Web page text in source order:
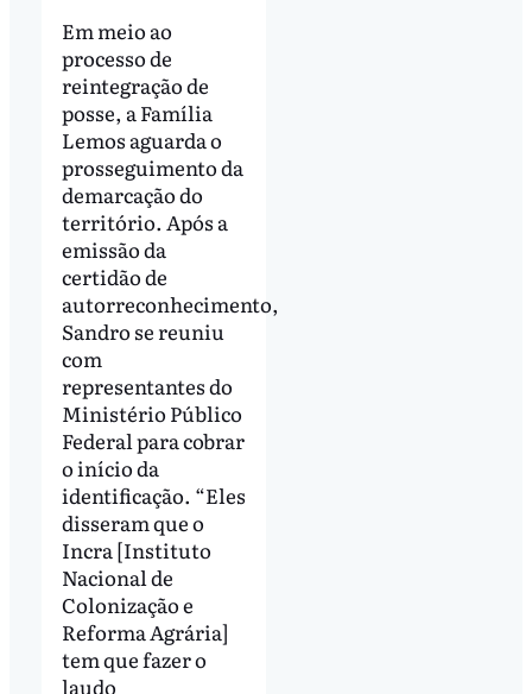
Em meio ao
processo de
reintegração de
posse, a Família
Lemos aguarda o
prosseguimento da
demarcação do
território. Após a
emissão da
certidão de
autorreconhecimento,
Sandro se reuniu
com
representantes do
Ministério Público
Federal para cobrar
o início da
identificação. “Eles
disseram que o
Incra [Instituto
Nacional de
Colonização e
Reforma Agrária]
tem que fazer o
laudo